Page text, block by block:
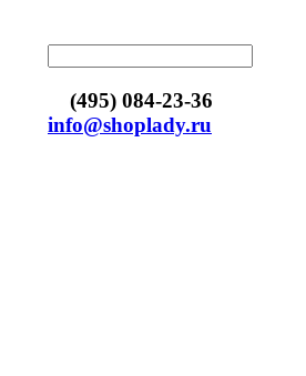
(495) 084-23-36
info@shoplady.ru